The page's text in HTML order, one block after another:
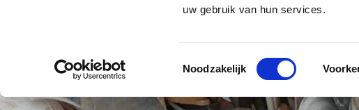
uw gebruik van hun services.
Toestemmingsselectie
Noodzakelijk
Schelpen isolatie